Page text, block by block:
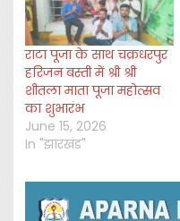
राटा पूजा के साथ चक्रधरपुर
हरिजन बस्ती में श्री श्री
शीतला माता पूजा महोत्सव
का शुभारंभ
June 15, 2026
In "झारखंड"